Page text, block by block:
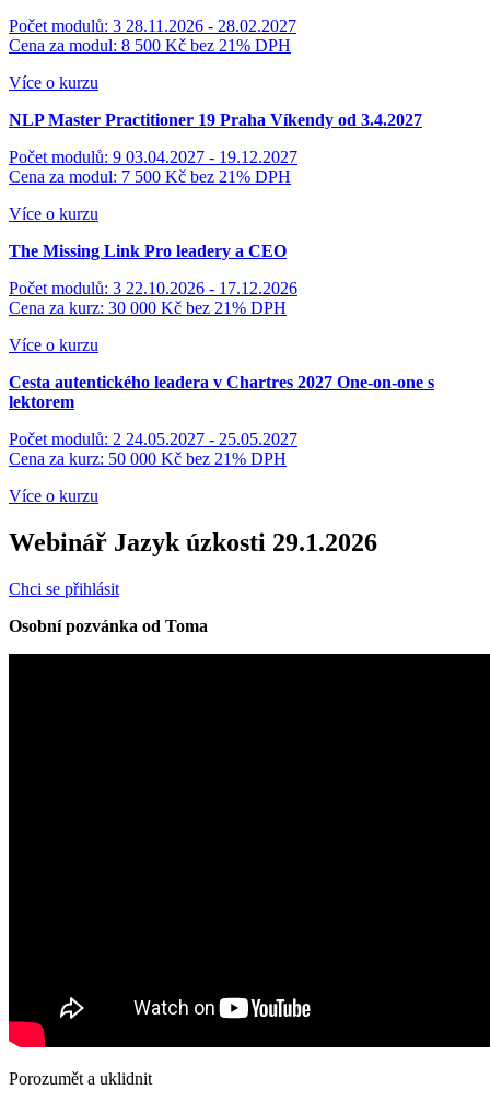
Počet modulů: 3 28.11.2026 - 28.02.2027
Cena za modul: 8 500 Kč bez 21% DPH
Více o kurzu
NLP Master Practitioner 19 Praha Víkendy od 3.4.2027
Počet modulů: 9 03.04.2027 - 19.12.2027
Cena za modul: 7 500 Kč bez 21% DPH
Více o kurzu
The Missing Link Pro leadery a CEO
Počet modulů: 3 22.10.2026 - 17.12.2026
Cena za kurz: 30 000 Kč bez 21% DPH
Více o kurzu
Cesta autentického leadera v Chartres 2027 One-on-one s
lektorem
Počet modulů: 2 24.05.2027 - 25.05.2027
Cena za kurz: 50 000 Kč bez 21% DPH
Více o kurzu
Webinář Jazyk úzkosti 29.1.2026
Chci se přihlásit
Osobní pozvánka od Toma
Porozumět a uklidnit